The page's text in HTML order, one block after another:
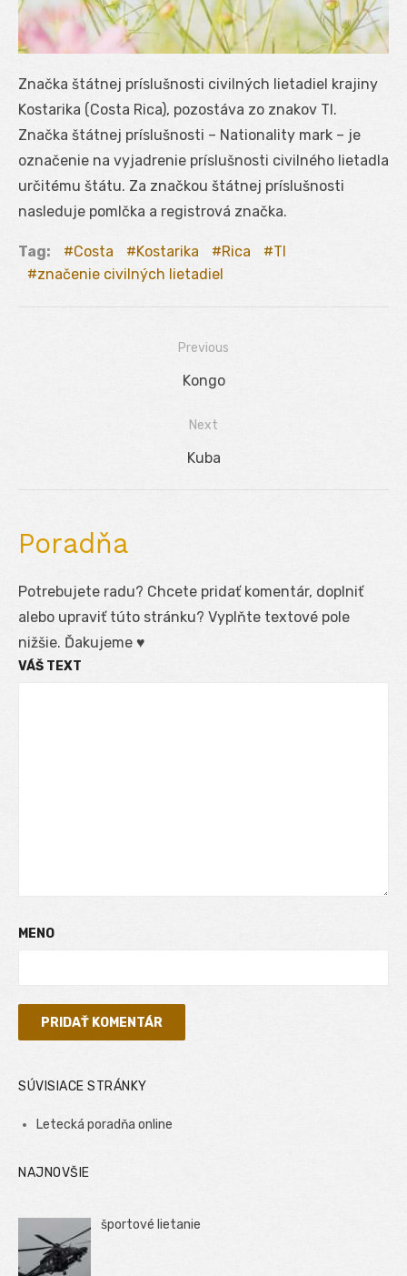
Značka štátnej príslušnosti civilných lietadiel krajiny
Kostarika (Costa Rica), pozostáva zo znakov TI.
Značka štátnej príslušnosti – Nationality mark – je
označenie na vyjadrenie príslušnosti civilného lietadla
určitému štátu. Za značkou štátnej príslušnosti
nasleduje pomlčka a registrová značka.
Tag: Costa Kostarika Rica
TI
značenie civilných lietadiel
Previous
Previous
Kongo
Next
Next
Kuba
Poradňa
Potrebujete radu? Chcete pridať komentár, doplniť
alebo upraviť túto stránku? Vyplňte textové pole
nižšie. Ďakujeme ♥
VÁŠ TEXT
MENO
SÚVISIACE STRÁNKY
Letecká poradňa online
NAJNOVŠIE
športové lietanie